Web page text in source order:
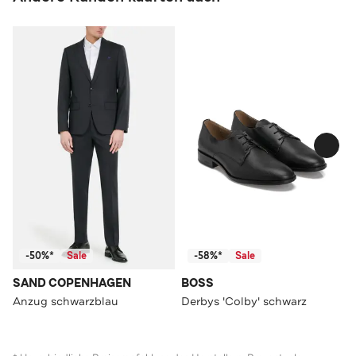
-50%* Sale
SAND COPENHAGEN
Anzug schwarzblau
-58%* Sale
BOSS
Derbys 'Colby' schwarz